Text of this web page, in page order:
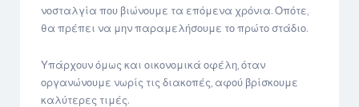
νοσταλγία που βιώνουμε τα επόμενα χρόνια. Οπότε,
θα πρέπει να μην παραμελήσουμε το πρώτο στάδιο.
Υπάρχουν όμως και οικονομικά οφέλη, όταν
οργανώνουμε νωρίς τις διακοπές, αφού βρίσκουμε
καλύτερες τιμές.